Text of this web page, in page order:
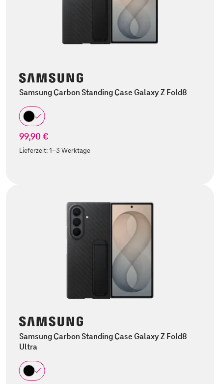
Samsung Carbon Standing Case Galaxy Z Fold8
99,90 €
Lieferzeit:1-3 Werktage
Samsung Carbon Standing Case Galaxy Z Fold8
Ultra